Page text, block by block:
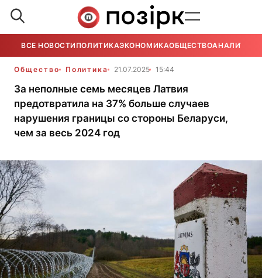
ВСЕ НОВОСТИ ПОЛИТИКАЭКОНОМИКАОБЩЕСТВОАНАЛИТИКА
Общество Политика 21.07.2025 15:44
За неполные семь месяцев Латвия
предотвратила на 37% больше случаев
нарушения границы со стороны Беларуси,
чем за весь 2024 год